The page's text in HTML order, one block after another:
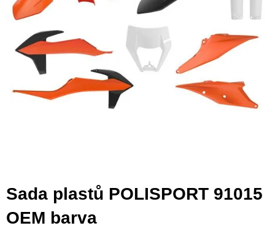
Sada plastů POLISPORT 91015
OEM barva